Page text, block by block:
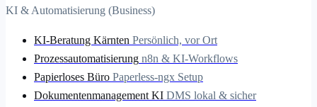
KI & Automatisierung (Business)
KI-Beratung Kärnten Persönlich, vor Ort
Prozessautomatisierung n8n & KI-Workflows
Papierloses Büro Paperless-ngx Setup
Dokumentenmanagement KI DMS lokal & sicher